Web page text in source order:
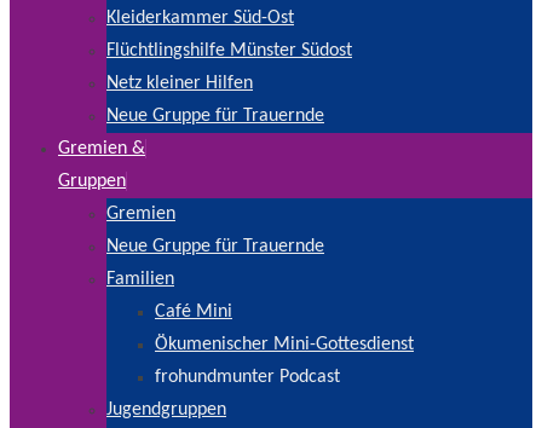
Kleiderkammer Süd-Ost
Flüchtlingshilfe Münster Südost
Netz kleiner Hilfen
Neue Gruppe für Trauernde
Gremien &
Gruppen
Gremien
Neue Gruppe für Trauernde
Familien
Café Mini
Ökumenischer Mini-Gottesdienst
frohundmunter Podcast
Jugendgruppen